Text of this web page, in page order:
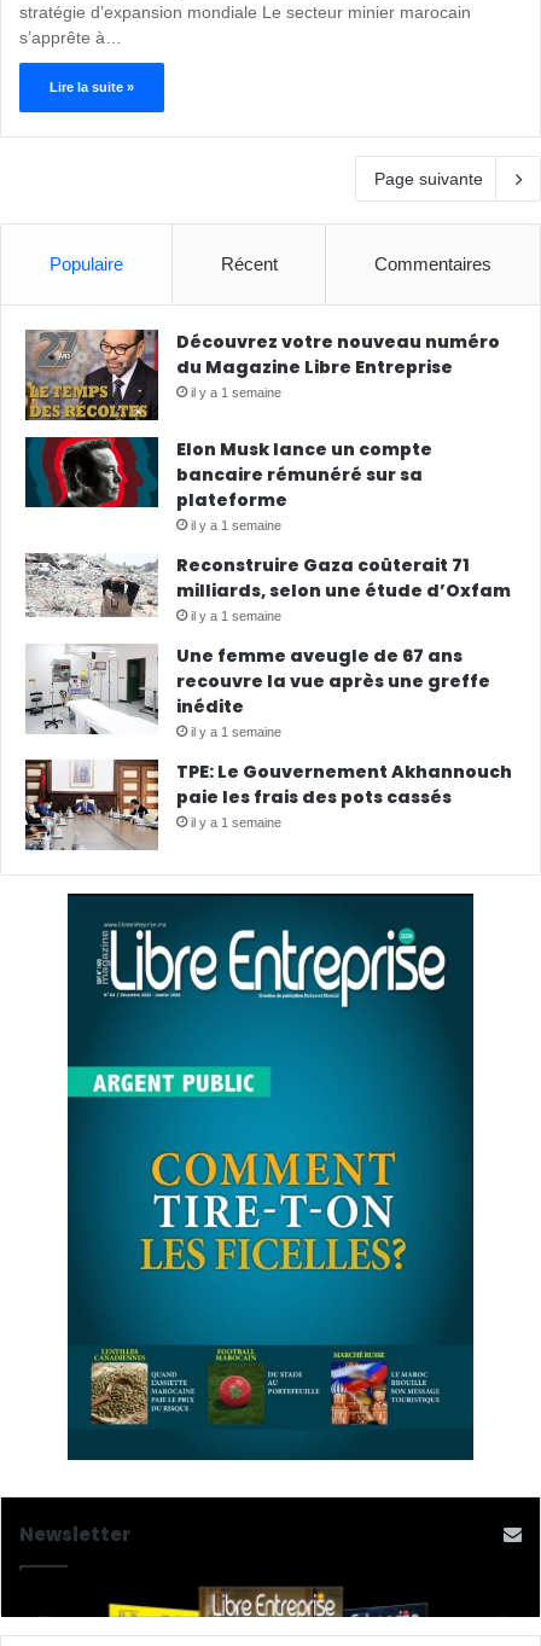
stratégie d’expansion mondiale Le secteur minier marocain
s’apprête à…
Lire la suite »
Page suivante
Populaire Récent Commentaires
Découvrez votre nouveau numéro
du Magazine Libre Entreprise
il y a 1 semaine
Elon Musk lance un compte
bancaire rémunéré sur sa
plateforme
il y a 1 semaine
Reconstruire Gaza coûterait 71
milliards, selon une étude d’Oxfam
il y a 1 semaine
Une femme aveugle de 67 ans
recouvre la vue après une greffe
inédite
il y a 1 semaine
TPE: Le Gouvernement Akhannouch
paie les frais des pots cassés
il y a 1 semaine
Newsletter